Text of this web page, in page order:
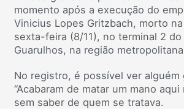
momento após a execução do
Vinicius Lopes Gritzbach, morto
sexta-feira (8/11), no terminal 2
Guarulhos, na região
No registro, é possível ver alguém
“Acabaram de matar um mano aqui
sem saber de quem se tratava.